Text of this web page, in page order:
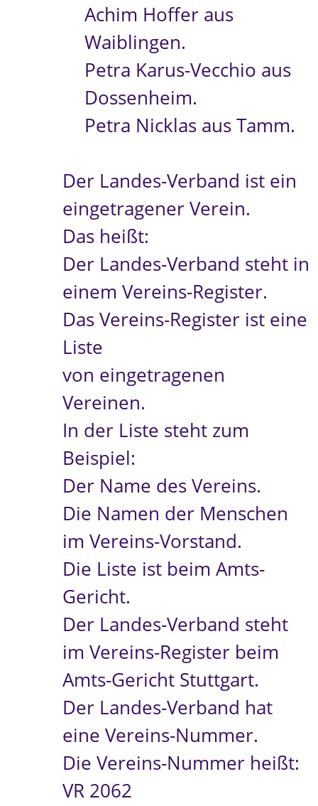
Achim Hoffer aus
Waiblingen.
Petra Karus-Vecchio aus
Dossenheim.
Petra Nicklas aus Tamm.
Der Landes-Verband ist ein
eingetragener Verein.
Das heißt:
Der Landes-Verband steht in
einem Vereins-Register.
Das Vereins-Register ist eine
Liste
von eingetragenen
Vereinen.
In der Liste steht zum
Beispiel:
Der Name des Vereins.
Die Namen der Menschen
im Vereins-Vorstand.
Die Liste ist beim Amts-
Gericht.
Der Landes-Verband steht
im Vereins-Register beim
Amts-Gericht Stuttgart.
Der Landes-Verband hat
eine Vereins-Nummer.
Die Vereins-Nummer heißt:
VR 2062